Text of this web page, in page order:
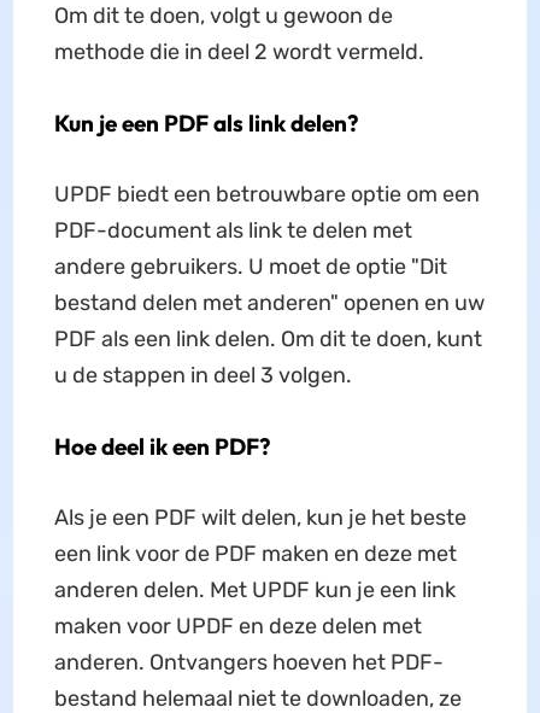
Om dit te doen, volgt u gewoon de
methode die in deel 2 wordt vermeld.
Kun je een PDF als link delen?
UPDF biedt een betrouwbare optie om een
PDF-document als link te delen met
andere gebruikers. U moet de optie "Dit
bestand delen met anderen" openen en uw
PDF als een link delen. Om dit te doen, kunt
u de stappen in deel 3 volgen.
Hoe deel ik een PDF?
Als je een PDF wilt delen, kun je het beste
een link voor de PDF maken en deze met
anderen delen. Met UPDF kun je een link
maken voor UPDF en deze delen met
anderen. Ontvangers hoeven het PDF-
bestand helemaal niet te downloaden, ze